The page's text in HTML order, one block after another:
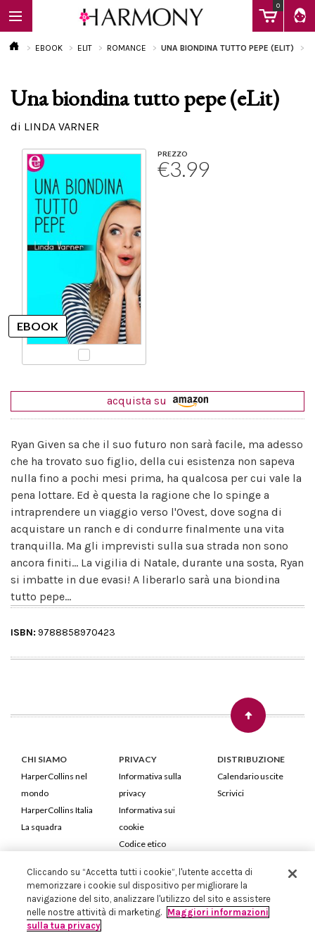
0
EBOOK
Calendario
EBOOK ELIT ROMANCE UNA BIONDINA TUTTO PEPE (ELIT)
Una biondina tutto pepe (eLit)
di LINDA VARNER
PREZZO
€3.99
acquista su
Ryan Given sa che il suo futuro non sarà facile, ma adesso
che ha trovato suo figlio, della cui esistenza non sapeva
nulla fino a pochi mesi prima, ha qualcosa per cui vale la
pena lottare. Ed è questa la ragione che lo spinge a
intraprendere un viaggio verso l'Ovest, dove sogna di
acquistare un ranch e di condurre finalmente una vita
tranquilla. Ma gli imprevisti sulla sua strada non sono
ancora finiti... La vigilia di Natale, durante una sosta, Ryan
si imbatte in due evasi! A liberarlo sarà una biondina
tutto pepe...
ISBN: 9788858970423
CHI SIAMO
HarperCollins nel
mondo
HarperCollins Italia
La squadra
PRIVACY
Informativa sulla
privacy
Informativa sui
cookie
Codice etico
DISTRIBUZIONE
Calendario uscite
Scrivici
HarperCollins Italia S.p.A. Viale Monte Nero, 84 - 20135 Milano
Cod. Fiscale e P.IVA 05946780151 - Capitale Sociale 258.250 €
Iscritta in Milano al Registro delle imprese nr.198004 e REA nr.1051898
Cliccando su “Accetta tutti i cookie”, l'utente accetta di
memorizzare i cookie sul dispositivo per migliorare la
navigazione del sito, analizzare l'utilizzo del sito e assistere
nelle nostre attività di marketing. Maggiori informazioni
sulla tua privacy